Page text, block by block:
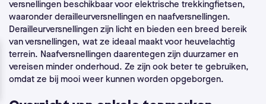
versnellingen beschikbaar voor elektrische trekkingfietsen,
waaronder derailleurversnellingen en naafversnellingen.
Derailleurversnellingen zijn licht en bieden een breed bereik
van versnellingen, wat ze ideaal maakt voor heuvelachtig
terrein. Naafversnellingen daarentegen zijn duurzamer en
vereisen minder onderhoud. Ze zijn ook beter te gebruiken,
omdat ze bij mooi weer kunnen worden opgeborgen.